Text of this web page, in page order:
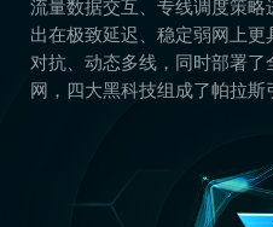
流量数据交互、专线调度策
出在极致延迟、稳定弱网上
对抗、动态多线，同时部署
网，四大黑科技组成了帕拉斯